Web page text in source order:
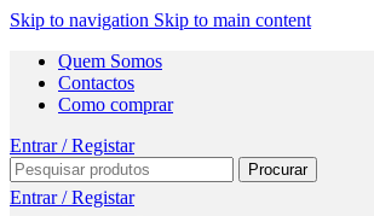
Skip to navigation Skip to main content
Quem Somos
Contactos
Como comprar
Entrar / Registar
Procurar
Entrar / Registar